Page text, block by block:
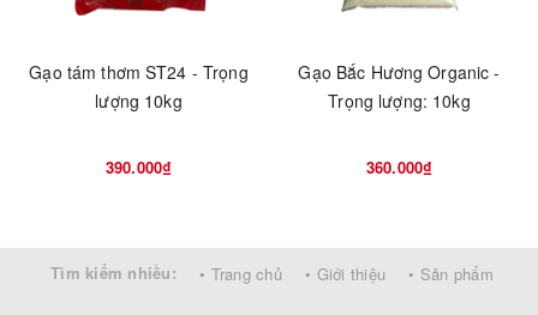
Gạo tám thơm ST24 - Trọng
lượng 10kg
390.000₫
Gạo Bắc Hương Organic -
Trọng lượng: 10kg
360.000₫
Tìm kiếm nhiều: • Trang chủ • Giới thiệu • Sản phẩm